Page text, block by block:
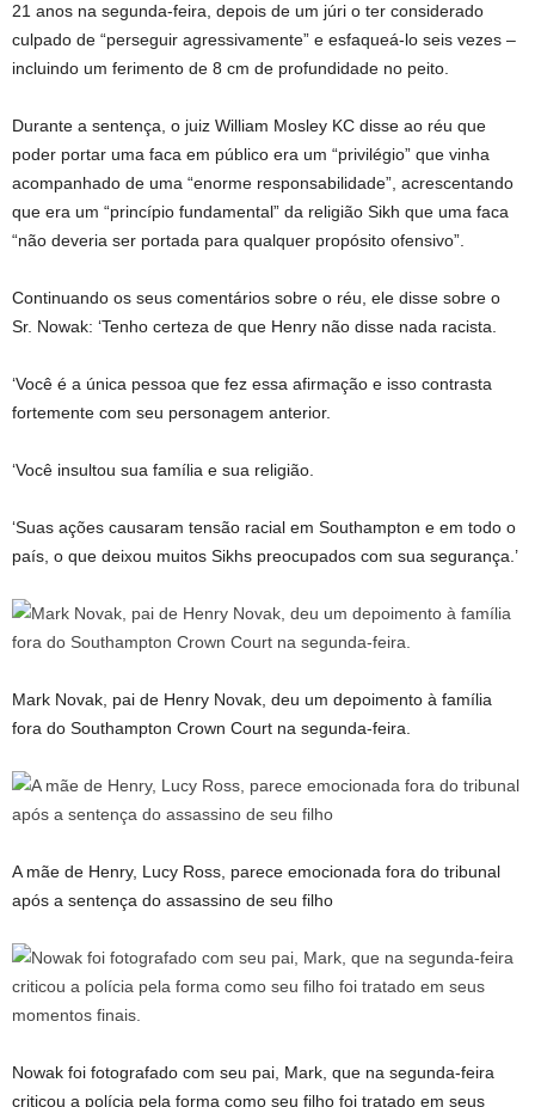
21 anos na segunda-feira, depois de um júri o ter considerado
culpado de “perseguir agressivamente” e esfaqueá-lo seis vezes –
incluindo um ferimento de 8 cm de profundidade no peito.
Durante a sentença, o juiz William Mosley KC disse ao réu que
poder portar uma faca em público era um “privilégio” que vinha
acompanhado de uma “enorme responsabilidade”, acrescentando
que era um “princípio fundamental” da religião Sikh que uma faca
“não deveria ser portada para qualquer propósito ofensivo”.
Continuando os seus comentários sobre o réu, ele disse sobre o
Sr. Nowak: ‘Tenho certeza de que Henry não disse nada racista.
‘Você é a única pessoa que fez essa afirmação e isso contrasta
fortemente com seu personagem anterior.
‘Você insultou sua família e sua religião.
‘Suas ações causaram tensão racial em Southampton e em todo o
país, o que deixou muitos Sikhs preocupados com sua segurança.’
Mark Novak, pai de Henry Novak, deu um depoimento à família
fora do Southampton Crown Court na segunda-feira.
A mãe de Henry, Lucy Ross, parece emocionada fora do tribunal
após a sentença do assassino de seu filho
Nowak foi fotografado com seu pai, Mark, que na segunda-feira
criticou a polícia pela forma como seu filho foi tratado em seus